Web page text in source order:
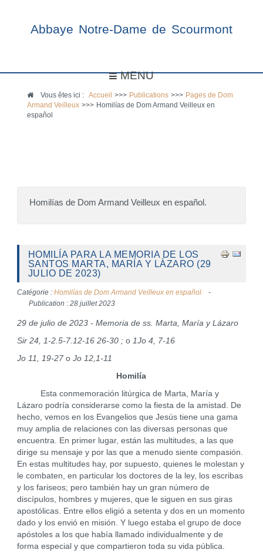
Abbaye Notre-Dame de Scourmont
MENU
Vous êtes ici :Accueil >>> Publications >>> Pages de Dom
Armand Veilleux >>> Homilías de Dom Armand Veilleux en
español
Homilías de Dom Armand Veilleux en español.
HOMILÍA PARA LA MEMORIA DE LOS
SANTOS MARTA, MARÍA Y LÀZARO (29
JULIO DE 2023)
Catégorie : Homilías de Dom Armand Veilleux en español.
Publication : 28 juillet 2023
29 de julio de 2023 - Memoria de ss. Marta, María y Lázaro
Sir 24, 1-2.5-7.12-16 26-30 ; o1Jo 4, 7-16
Jo 11, 19-27 oJo 12,1-11
Homilía
Esta conmemoración litúrgica de Marta, María y
Lázaro podría considerarse como la fiesta de la amistad. De
hecho, vemos en los Evangelios que Jesús tiene una gama
muy amplia de relaciones con las diversas personas que
encuentra. En primer lugar, están las multitudes, a las que
dirige su mensaje y por las que a menudo siente compasión.
En estas multitudes hay, por supuesto, quienes le molestan y
le combaten, en particular los doctores de la ley, los escribas
y los fariseos; pero también hay un gran número de
discípulos, hombres y mujeres, que le siguen en sus giras
apostólicas. Entre ellos eligió a setenta y dos en un momento
dado y los envió en misión. Y luego estaba el grupo de doce
apóstoles a los que había llamado individualmente y de
forma especial y que compartieron toda su vida pública.